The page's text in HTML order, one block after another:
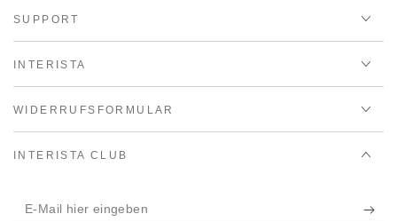
SUPPORT
INTERISTA
WIDERRUFSFORMULAR
INTERISTA CLUB
E-